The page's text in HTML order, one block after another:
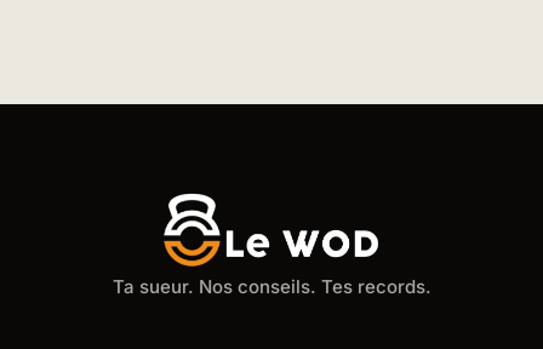
Ta sueur. Nos conseils. Tes records.